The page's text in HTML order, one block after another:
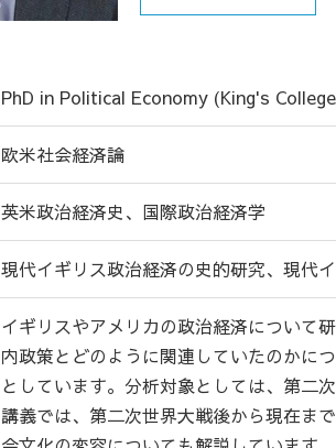
PhD in Political Economy (King's
欧米社会経済論
英米政治経済史、国際政治経済学
現代イギリス政治経済の史的研究、現代
イギリスやアメリカの政治経済について
内政策とどのように関連していたのかに
としています。分析対象としては、第二
講義では、第二次世界大戦後から現在ま